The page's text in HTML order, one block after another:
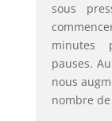
sous
minutes
pauses.
nous
nombre